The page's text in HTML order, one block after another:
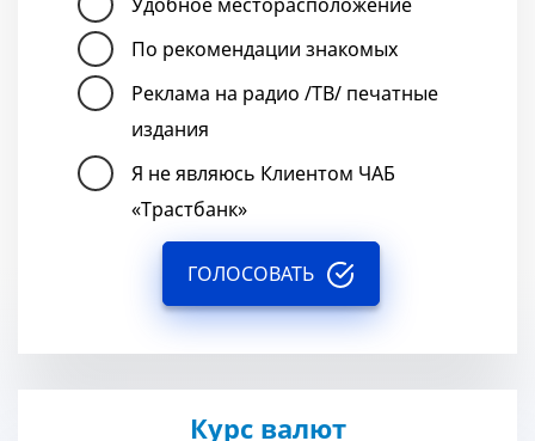
По рекомендации знакомых
Реклама на радио /ТВ/ печатные
издания
Я не являюсь Клиентом ЧАБ
«Трастбанк»
ГОЛОСОВАТЬ
Курс валют